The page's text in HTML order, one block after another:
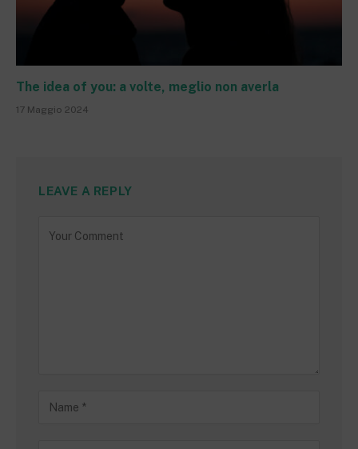
The idea of you: a volte, meglio non averla
17 Maggio 2024
LEAVE A REPLY